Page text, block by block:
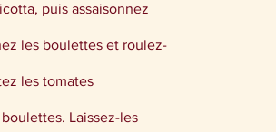
puis assaisonnez
les boulettes et roulez-
les tomates
Laissez-les